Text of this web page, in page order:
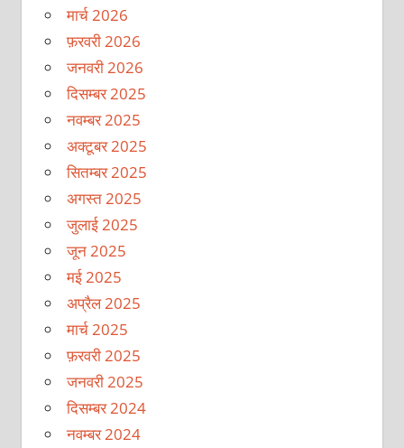
मार्च 2026
फ़रवरी 2026
जनवरी 2026
दिसम्बर 2025
नवम्बर 2025
अक्टूबर 2025
सितम्बर 2025
अगस्त 2025
जुलाई 2025
जून 2025
मई 2025
अप्रैल 2025
मार्च 2025
फ़रवरी 2025
जनवरी 2025
दिसम्बर 2024
नवम्बर 2024